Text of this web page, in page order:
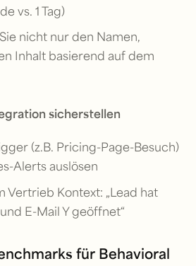
vs. 1 Tag)
nicht nur den Namen,
Inhalt basierend auf dem
sicherstellen
(z.B. Pricing-Page-Besuch)
Alerts auslösen
Vertrieb Kontext: „Lead hat
E-Mail Y geöffnet“
für Behavioral